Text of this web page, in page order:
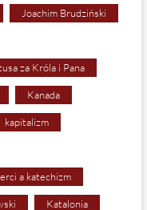
Joachim Brudziński
za Króla i Pana
Kanada
kapitalizm
a katechizm
Katalonia